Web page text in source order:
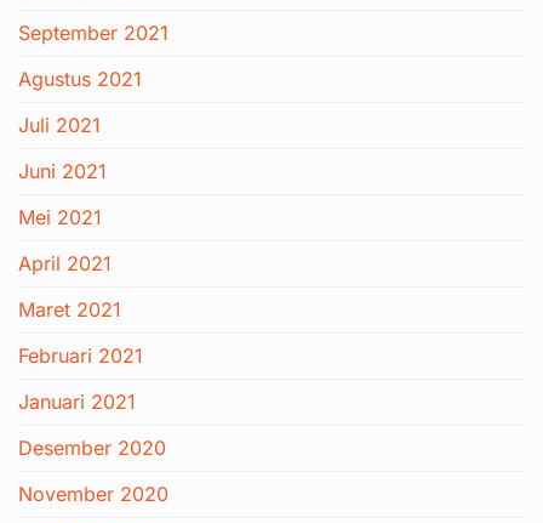
September 2021
Agustus 2021
Juli 2021
Juni 2021
Mei 2021
April 2021
Maret 2021
Februari 2021
Januari 2021
Desember 2020
November 2020